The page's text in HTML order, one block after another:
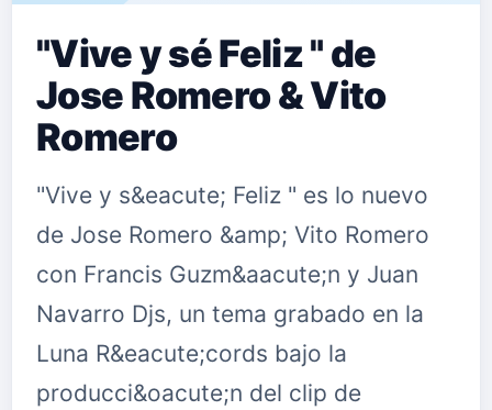
"Vive y sé Feliz " de
Jose Romero & Vito
Romero
"Vive y s&eacute; Feliz " es lo nuevo
de Jose Romero &amp; Vito Romero
con Francis Guzm&aacute;n y Juan
Navarro Djs, un tema grabado en la
Luna R&eacute;cords bajo la
producci&oacute;n del clip de